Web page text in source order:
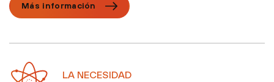
Más información
LA NECESIDAD